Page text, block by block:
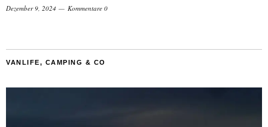
Dezember 9, 2024 Kommentare 0
VANLIFE, CAMPING & CO